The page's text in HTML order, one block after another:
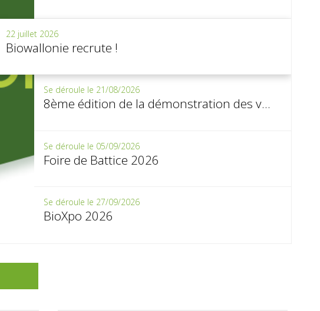
22 juillet 2026
Biowallonie recrute !
Se déroule le 21/08/2026
8ème édition de la démonstration des variétés robustes des pommes de terre
Se déroule le 05/09/2026
Foire de Battice 2026
Se déroule le 27/09/2026
BioXpo 2026